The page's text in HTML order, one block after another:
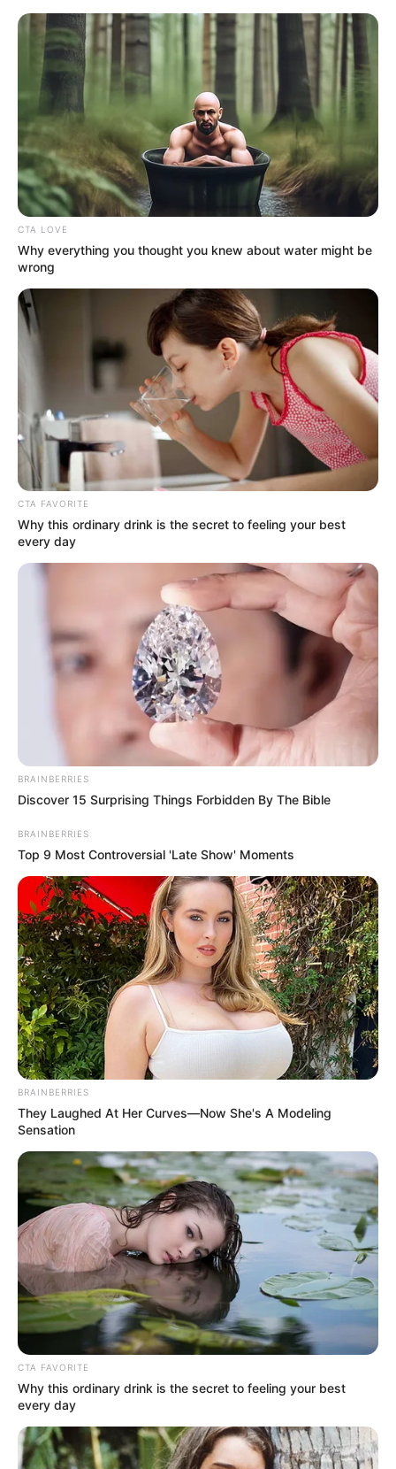
укр рус
Главная/ Новости / Происшествия
Полиция Харькова расследует смерть
мужчины в РТЦК
18.05.2025, 11:54
В Харькове полиция выясняет обстоятельства смерти
мужчины на территории РТЦК и СП. Об этом сообщила
пресс-служба полиции Харьковской области.
Происшествие произошло 12 мая. Предварительно
самоубийством, выпрыгнув из окна третьего этажа. На
месте работала следственно-оперативная группа
полиции и эксперты.
В ходе осмотра тела признаков насильственной смерти
не обнаружено, кроме травм, полученных в результате
падения с высоты.
Следователи открыли уголовное производство по ч. 1
ст. 115 Уголовного кодекса Украины с пометкой
«самоубийство». Для проверки действий работников
РТЦК и СП материалы направлены в Государственное
бюро расследований. Расследование продолжается.
Автор:Александра Андриевская
Поделиться:
Теги:РТЦК смерть самоубийство полиция
расследование
ЭТО ИНТЕРЕСНО
She Took Her Love For Horses To A Whole New
Level
When Fame Meets Fragility: 6 Celebrity Stories
You Won't Forget
Brainberries